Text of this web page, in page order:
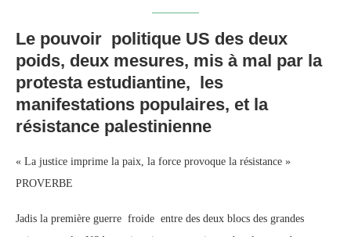
Le pouvoir politique US des deux
poids, deux mesures, mis à mal par la
protesta estudiantine, les
manifestations populaires, et la
résistance palestinienne
« La justice imprime la paix, la force provoque la résistance »
PROVERBE
Jadis la première guerre froide entre des deux blocs des grandes